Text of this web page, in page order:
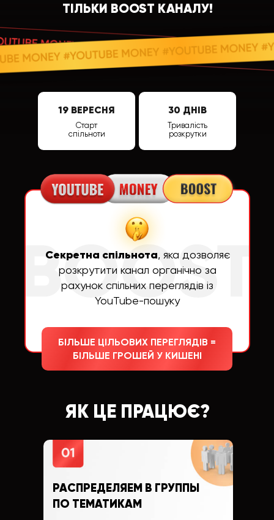
ТІЛЬКИ BOOST КАНАЛУ!
19 ВЕРЕСНЯ 30 ДНІВ
Старт
спільноти
Тривалість
розкрутки
Секретна спільнота, яка дозволяє
розкрутити канал органічно за
рахунок спільних переглядів із
YouTube-пошуку
БІЛЬШЕ ЦІЛЬОВИХ ПЕРЕГЛЯДІВ =
БІЛЬШЕ ГРОШЕЙ У КИШЕНІ
ЯК ЦЕ ПРАЦЮЄ?
РАСПРЕДЕЛЯЕМ В ГРУППЫ
ПО ТЕМАТИКАМ